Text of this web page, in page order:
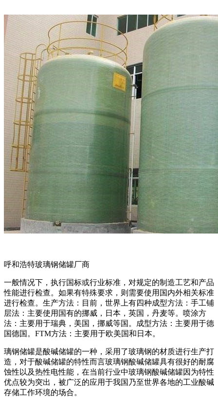
呼和浩特玻璃钢储罐厂商
一般情况下，执行国标或行业标准，对规定的制造工艺和产品
性能进行检查。如果有特殊要求，则需要使用国内外相关标准
进行检查。生产方法：目前，世界上有四种成型方法：手工铺
层法：主要使用国有的挪威，日本，英国，丹麦等。喷涂方
法：主要用于瑞典，美国，挪威等国。成型方法：主要用于德
国德国。FTM方法：主要用于欧美国和日本。
璃钢储罐是酸碱储罐的一种，采用了玻璃钢的材质进行生产打
造，对于酸碱储罐的特性而言玻璃钢酸碱储罐具有很好的耐腐
蚀性以及热性电性能，在当前行业中玻璃钢酸碱储罐因为特性
优点较为突出，被广泛的应用于我国乃至世界各地的工业酸碱
存储工作环境的场合。